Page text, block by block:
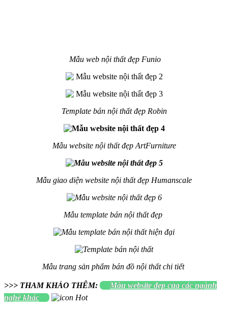
Mẫu web nội thất đẹp Funio
Template bán nội thất đẹp Robin
Mẫu website nội thất đẹp ArtFurniture
Mẫu giao diện website nội thất đẹp Humanscale
Mẫu template bán nội thất đẹp
Mẫu trang sản phẩm bán đồ nội thất chi tiết
>>> THAM KHẢO THÊM:
Mẫu website đẹp của các ngành
nghề khác